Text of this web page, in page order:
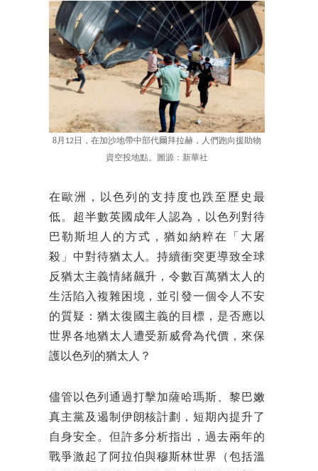
8月12日，在加沙地帶中部代爾拜拉赫，人們跑向援助物
資空投地點。圖源：新華社
在歐洲，以色列的支持度也跌至歷史最
低。超半數英國成年人認為，以色列對待
巴勒斯坦人的方式，猶如納粹在「大屠
殺」中對待猶太人。持續衝突更導致全球
反猶太主義情緒飆升，令數百萬猶太人的
生活陷入複雜困境，並引發一個令人不安
的質疑：猶太復國主義的目標，是否應以
世界各地猶太人遭受新威脅為代價，來保
護以色列的猶太人？
儘管以色列通過打擊加薩哈瑪斯、黎巴嫩
真主黨及遏制伊朗核計劃，短期內提升了
自身安全。但許多分析指出，過去兩年的
戰爭激起了阿拉伯與穆斯林世界（包括溫